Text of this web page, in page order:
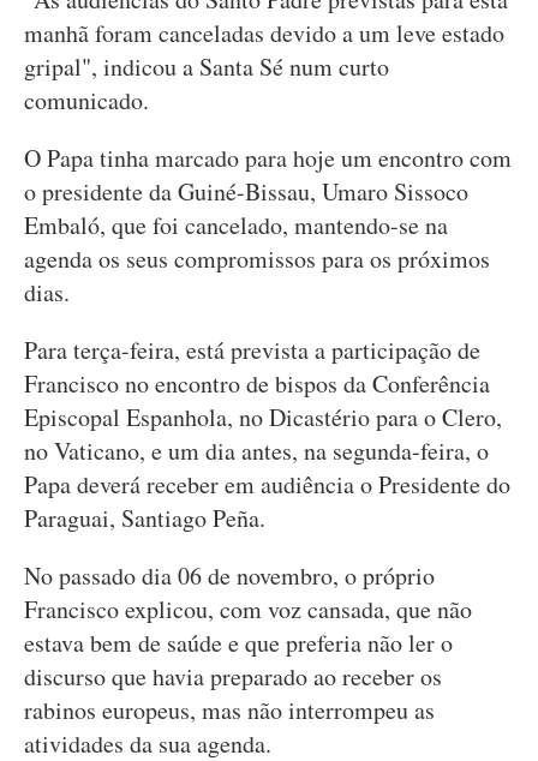
manhã foram canceladas devido a um leve estado
gripal", indicou a Santa Sé num curto
comunicado.
O Papa tinha marcado para hoje um encontro com
o presidente da Guiné-Bissau, Umaro Sissoco
Embaló, que foi cancelado, mantendo-se na
agenda os seus compromissos para os próximos
dias.
Para terça-feira, está prevista a participação de
Francisco no encontro de bispos da Conferência
Episcopal Espanhola, no Dicastério para o Clero,
no Vaticano, e um dia antes, na segunda-feira, o
Papa deverá receber em audiência o Presidente do
Paraguai, Santiago Peña.
No passado dia 06 de novembro, o próprio
Francisco explicou, com voz cansada, que não
estava bem de saúde e que preferia não ler o
discurso que havia preparado ao receber os
rabinos europeus, mas não interrompeu as
atividades da sua agenda.